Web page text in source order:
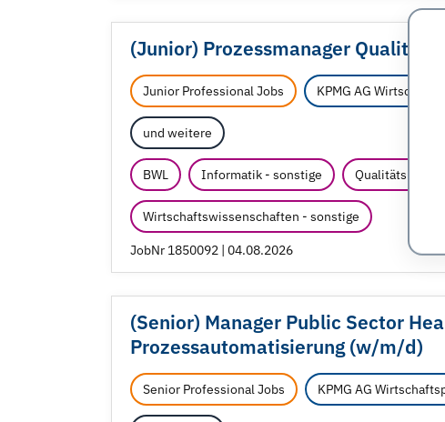
(Junior) Prozessmanager
Junior Professional Jobs KPMG AG
und weitere
BWL Informatik - sonstige
Wirtschaftswissenschaften - sonstige
JobNr 1850092 | 04.08.2026
(Senior) Manager Public Sector
Prozessautomatisierung (w/m/d)
Senior Professional Jobs KPMG AG